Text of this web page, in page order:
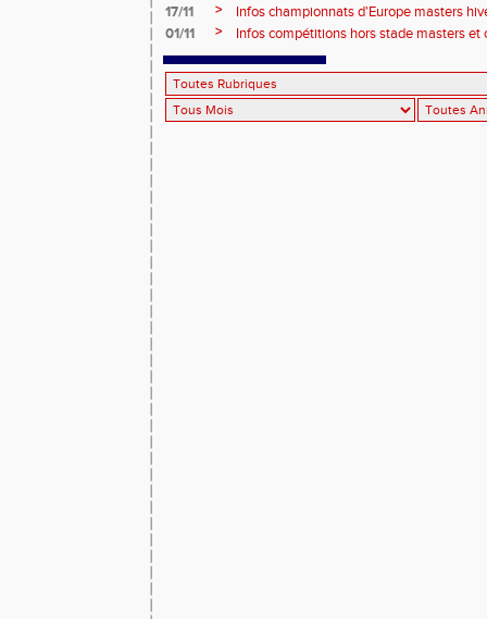
17/11
>
Infos championnats d'Europe masters
01/11
> Infos compétitions hors stade masters et